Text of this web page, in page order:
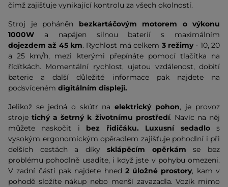
čímž zajišťuje vynikající kontrolu za všech okolností.
Stroj je poháněn bezkartáčovým motorem o výkonu
1000W a napájen silnou baterií s maximálním
dojezdem až 45 km. Rychlost má celkem 3 režimy - 10, 20
a 25 km/h, mezi kterými přepínáte pomocí tlačítka na
řídítkách. Momentální rychlost, ujetou vzdálenost, dobití
baterie a další důležité informace pak najdete na
podsvíceném digitálním displeji.
Jelikož se jedná o skútr naelektrický pohon, je provoz
strojetichý a šetrný k životnímu prostředí. Navíc na něj
můžete naskočit i bez řidičáku. Luxusní sedadlos
vysokým ergonomickým opěradlem zajišťuje pohodlní i při
delších cestách a díkysklápěcím opěrkám se bez
problému pohodlně usadíte, i když jste v pohybu omezeni.
V zadní části pak najdete hned 2 úložné prostory, kam v
pohodě složíte nákup nebo menší zavazadla. Vozík mimo